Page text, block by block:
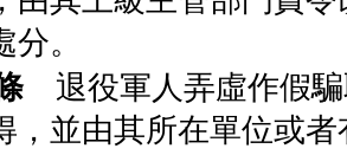
。
退役軍人弄虛作假
，並由其所在單位或